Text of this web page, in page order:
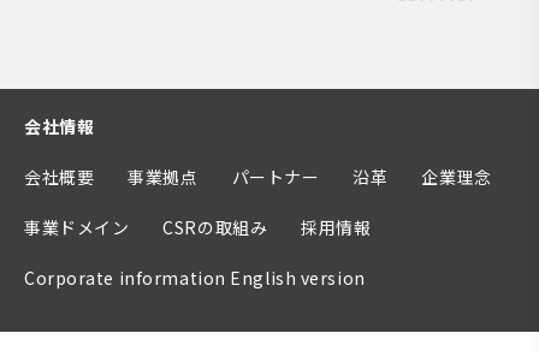
会社情報
会社概要 事業拠点 パートナー 沿革 企業理念
事業ドメイン CSRの取組み 採用情報
Corporate information English version